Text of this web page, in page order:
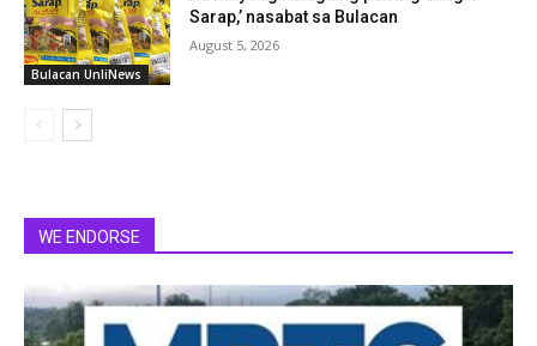
Bulacan UnliNews
Sarap,’ nasabat sa Bulacan
August 5, 2026
WE ENDORSE